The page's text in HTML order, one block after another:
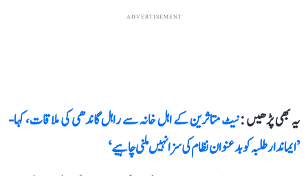
ADVERTISEMENT
یہ بھی پڑھیں :نیٹ متاثرین کے اہل خانہ سے راہل گاندھی کی ملاقات، کہا-
’ایماندار طلبہ کو بدعنوان نظام کی سزا نہیں ملنی چاہیے‘